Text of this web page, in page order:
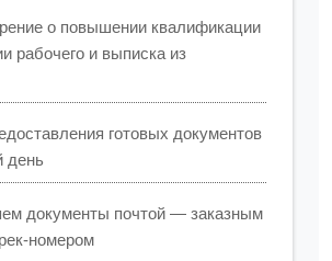
о повышении квалификации
рабочего и выписка из
готовых документов
день
документы почтой — заказным
номером